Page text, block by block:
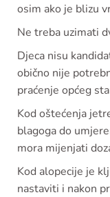
osim ako je blizu
Ne treba uzimati
Djeca nisu
obično nije
praćenje općeg
Kod oštećenja
blagoga do
mora mijenjati
Kod alopecije je
nastaviti i nakon